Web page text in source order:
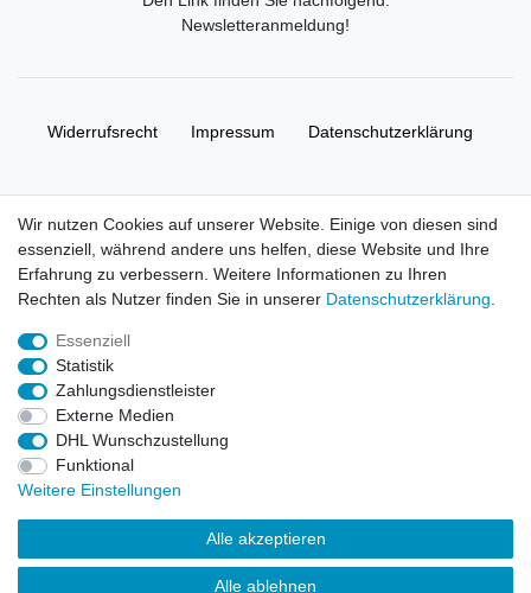
Newsletteranmeldung!
Widerrufs­recht Impressum Daten­schutz­erklärung
© Copyright 2026 | Alle Rechte vorbehalten. HL-
Handelsgesellschaft mbH.
Alle Markennamen, Warenzeichen sowie sämtliche Produktbilder
und Beschreibungen sind Eigentum Ihrer rechtmäßigen
Eigentümer und dienen hier nur der Beschreibung.
Preise nur für registrierte Händler, ansonsten zeigt der Shop 0,00
€
LEGO, das LEGO Logo, die Minifigur, DUPLO, LEGENDS OF
CHIMA, NINJAGO, BIONICLE, MINDSTORMS und MIXELS sind
urheberrechtlich geschützte Markenzeichen der LEGO Gruppe.
Wir nutzen Cookies auf unserer Website. Einige von diesen sind
essenziell, während andere uns helfen, diese Website und Ihre
Erfahrung zu verbessern. Weitere Informationen zu Ihren
Rechten als Nutzer finden Sie in unserer Daten­schutz­erklärung
Essenziell
Statistik
Zahlungsdienstleister
Externe Medien
DHL Wunschzustellung
Funktional
Weitere Einstellungen
Alle akzeptieren
Alle ablehnen